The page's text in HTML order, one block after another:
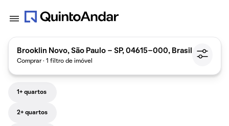
Brooklin Novo, São Paulo - SP, 04615-000, Brasil
Comprar · 1 filtro de imóvel
1+ quartos
2+ quartos